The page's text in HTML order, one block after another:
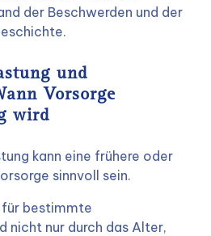
der Beschwerden und der
und
Vorsorge
wird
kann eine frühere oder
sinnvoll sein.
für bestimmte
nicht nur durch das Alter,